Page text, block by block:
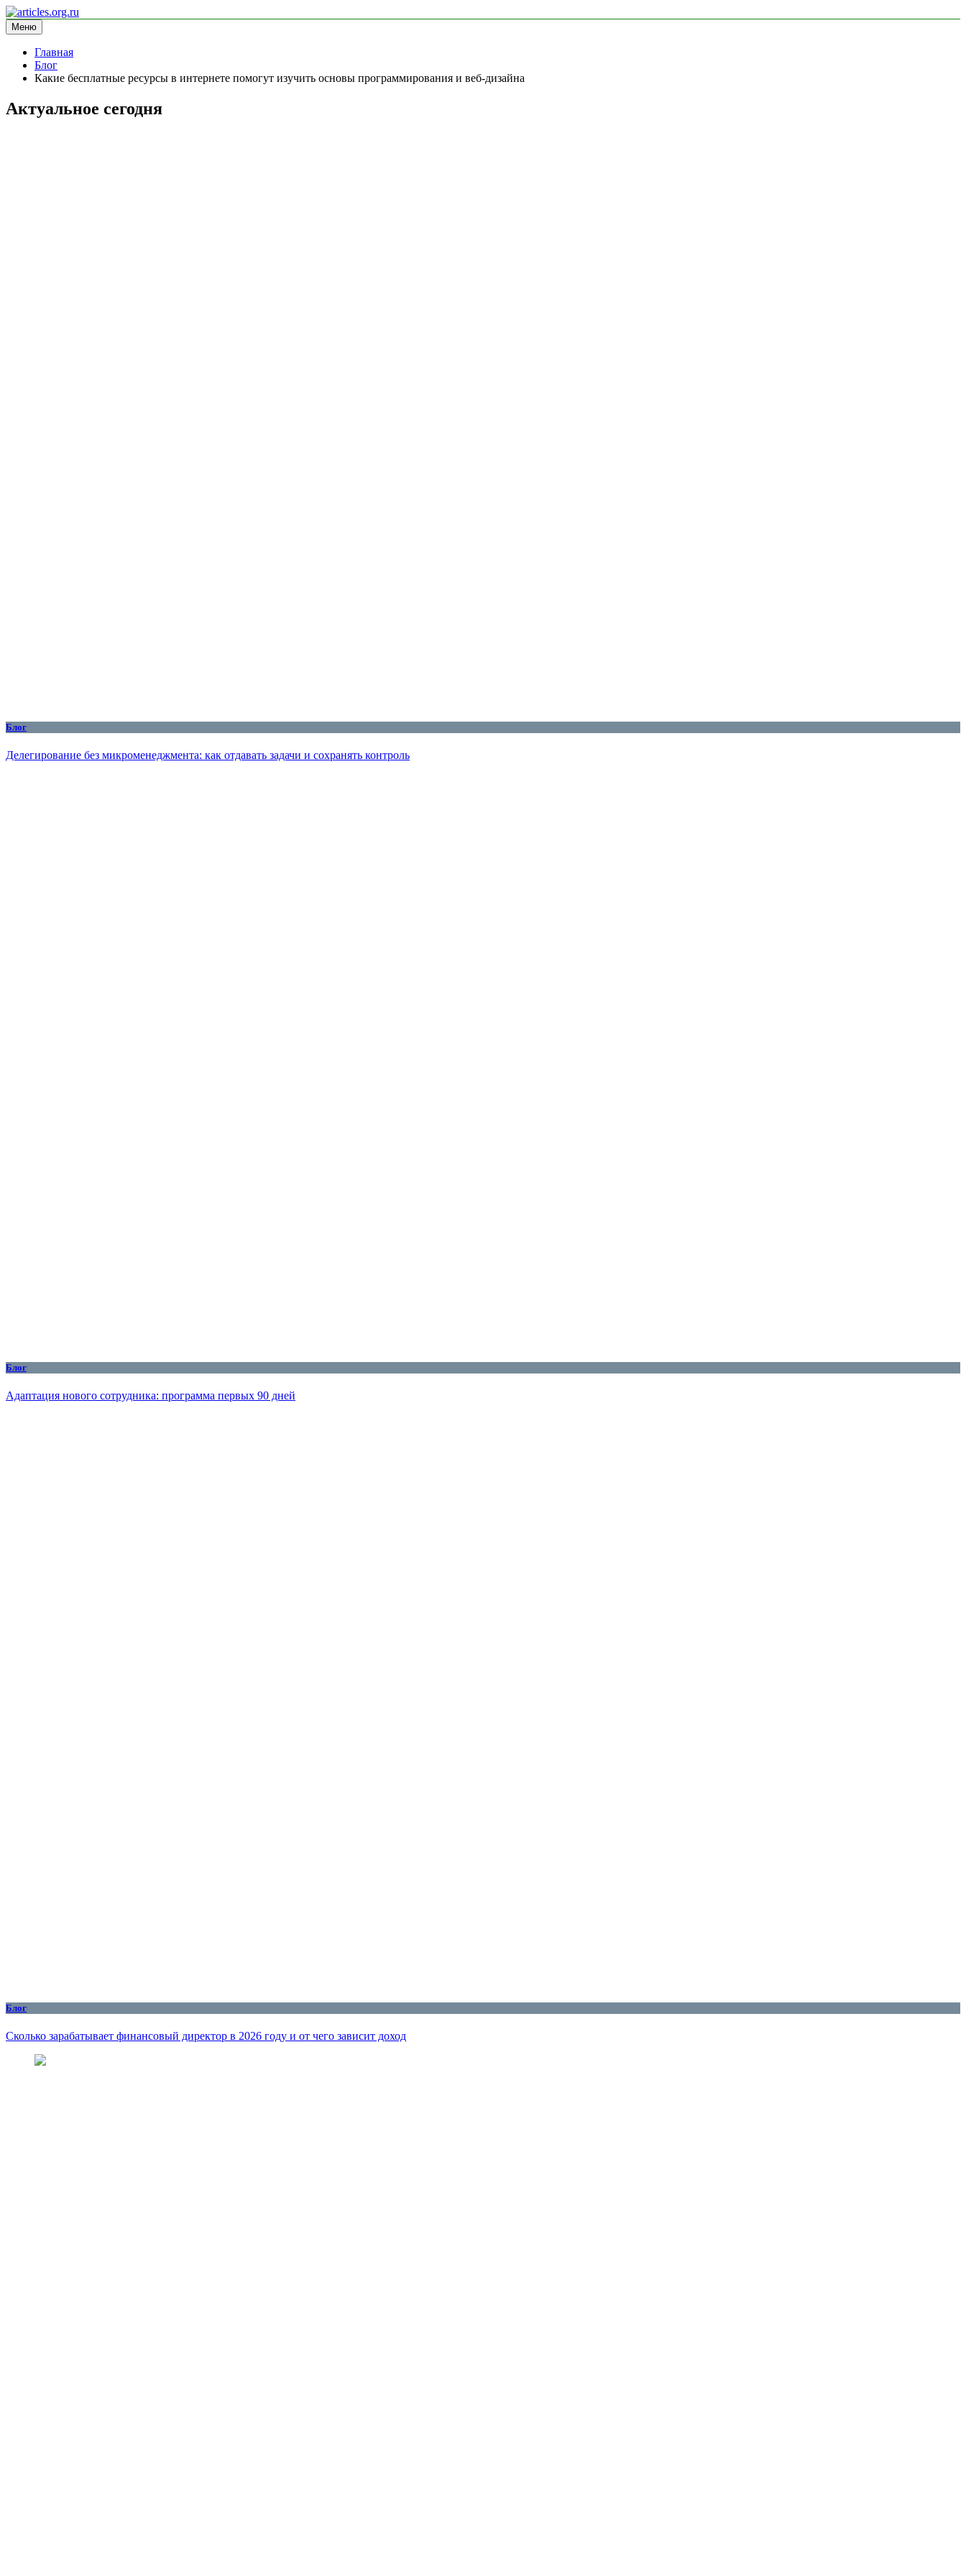
Перейти
к
содержимому
articles.org.ru
информационный сайт
Меню
Главная
Блог
Какие бесплатные ресурсы в интернете помогут изучить основы программирования и веб-дизайна
Актуальное сегодня
Блог
Делегирование без микроменеджмента: как отдавать задачи и сохранять контроль
Блог
Адаптация нового сотрудника: программа первых 90 дней
Блог
Сколько зарабатывает финансовый директор в 2026 году и от чего зависит доход